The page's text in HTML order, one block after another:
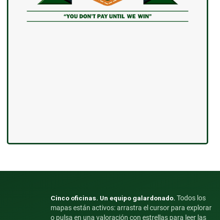
Cinco oficinas. Un equipo galardonado. Todos los
mapas están activos: arrastra el cursor para explorar
o pulsa en una valoración con estrellas para leer las